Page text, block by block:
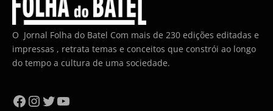
O Jornal Folha do Batel Com mais de 230 edições editadas e
impressas , retrata temas e conceitos que constrói ao longo
do tempo a cultura de uma sociedade.
Facebook
Instagram
Twitter
YouTube